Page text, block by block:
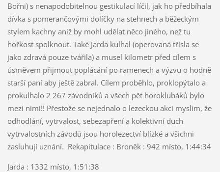
Bořni) s nenapodobitelnou gestikulací líčil, jak ho předbíhala
dívka s pomerančovými dolíčky na stehnech a běžeckým
stylem kachny aniž by mohl udělat něco jiného, než tu
hořkost spolknout. Také Jarda kulhal (operovaná třísla se
jako zdravá pouze tvářila) a musel kilometr před cílem s
úsměvem přijmout poplácání po ramenech a výzvu o hodně
starší paní aby ještě zabral. Cílem proběhlo, proklopýtalo a
prokulhalo 2 267 závodníků a všech pět horoklubáků bylo
mezi nimi!! Přestože se nejednalo o lezeckou akci myslím, že
odhodlání, vytrvalost, sebezapření a kolektivní duch
vytrvalostních závodů jsou horolezectví blízké a všichni
zasluhují uznání. Rekapitulace : Broněk : 942 místo, 1:44:34
Jarda : 1332 místo, 1:51:38